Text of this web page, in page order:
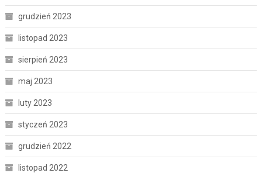
grudzień 2023
listopad 2023
sierpień 2023
maj 2023
luty 2023
styczeń 2023
grudzień 2022
listopad 2022